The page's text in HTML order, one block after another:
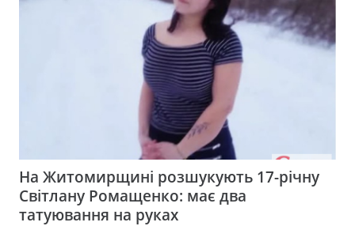
На Житомирщині розшукують 17-річну
Світлану Ромащенко: має два
татуювання на руках